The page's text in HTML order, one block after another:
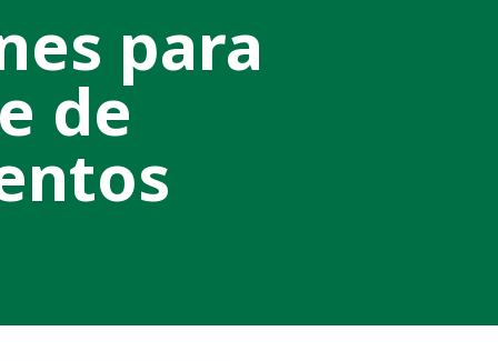
para
de